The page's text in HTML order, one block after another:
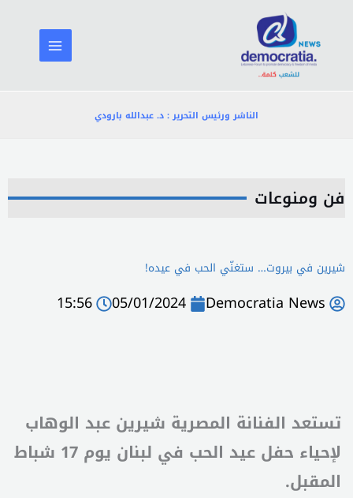
المحتوى
الناشر ورئيس التحرير : د. عبدالله بارودي
فن ومنوعات
شيرين في بيروت… ستغنّي الحب في عيده!
Democratia News
05/01/2024
15:56
تستعد الفنانة المصرية شيرين عبد الوهاب
لإحياء حفل عيد الحب في لبنان يوم 17 شباط
المقبل.